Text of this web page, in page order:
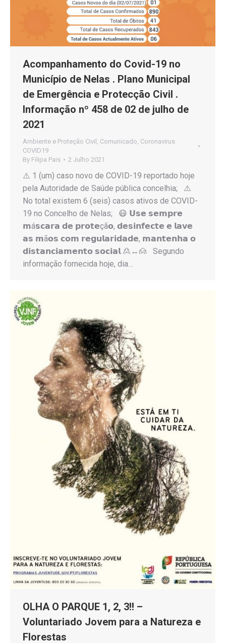
Acompanhamento do Covid-19 no
Município de Nelas . Plano Municipal
de Emergência e Protecção Civil .
Informação nº 458 de 02 de julho de
2021
Ambiente e Proteção Civil Comunicado Coronavirus
COVID19
By Filipa Pais 2 Julho 2021
⚠️ 1 (um) caso novo de COVID-19 reportado hoje
pela Autoridade de Saúde pública concelhia; ⚠️
No total existem 6 (seis) casos ativos de COVID-
19 no Concelho de Nelas; 😷 𝗨𝘀𝗲 𝘀𝗲𝗺𝗽𝗿𝗲
𝗺á𝘀𝗰𝗮𝗿𝗮 𝗱𝗲 𝗽𝗿𝗼𝘁𝗲çã𝗼, 𝗱𝗲𝘀𝗶𝗻𝗳𝗲𝗰𝘁𝗲 𝗲 𝗹𝗮𝘃𝗲
𝗮𝘀 𝗺ã𝗼𝘀 𝗰𝗼𝗺 𝗿𝗲𝗴𝘂𝗹𝗮𝗿𝗶𝗱𝗮𝗱𝗲, 𝗺𝗮𝗻𝘁𝗲𝗻𝗵𝗮 𝗼
𝗱𝗶𝘀𝘁𝗮𝗻𝗰𝗶𝗮𝗺𝗲𝗻𝘁𝗼 𝘀𝗼𝗰𝗶𝗮𝗹 🙎↔️🙍 Segundo
informação fornecida hoje, dia…
OLHA O PARQUE 1, 2, 3!! –
Voluntariado Jovem para a Natureza e
Florestas